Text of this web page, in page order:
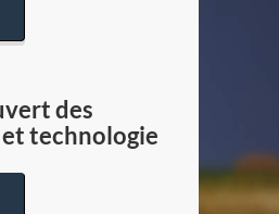
des
technologie